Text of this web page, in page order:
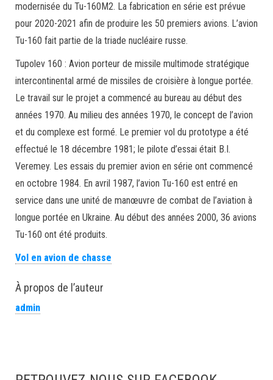
modernisée du Tu-160M2. La fabrication en série est prévue
pour 2020-2021 afin de produire les 50 premiers avions. L’avion
Tu-160 fait partie de la triade nucléaire russe.
Tupolev 160 : Avion porteur de missile multimode stratégique
intercontinental armé de missiles de croisière à longue portée.
Le travail sur le projet a commencé au bureau au début des
années 1970. Au milieu des années 1970, le concept de l’avion
et du complexe est formé. Le premier vol du prototype a été
effectué le 18 décembre 1981; le pilote d’essai était B.I.
Veremey. Les essais du premier avion en série ont commencé
en octobre 1984. En avril 1987, l’avion Tu-160 est entré en
service dans une unité de manœuvre de combat de l’aviation à
longue portée en Ukraine. Au début des années 2000, 36 avions
Tu-160 ont été produits.
Vol en avion de chasse
À propos de l’auteur
admin